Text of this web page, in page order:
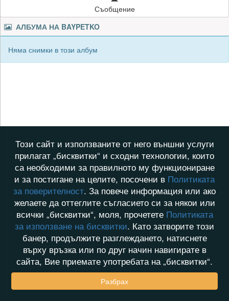
Съобщение
АЛБУМА НА BAYPETKO
Няма снимки в този албум
Този сайт и използваните от него външни услуги
прилагат „бисквитки“ и сходни технологии, които
са необходими за правилното му функциониране
и за постигане на целите, посочени в Политиката
за поверителност. За повече информация или ако
желаете да оттеглите съгласието си за някои или
всички „бисквитки“, моля, прочетете Политиката
за използване на бисквитки. Като затворите този
банер, продължите разглеждането, натиснете
върху връзка или по друг начин навигирате в
сайта, Вие приемате употребата на „бисквитки“.
Разбрах